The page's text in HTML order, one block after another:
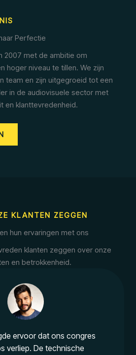
Perfectie
2007 met de ambitie om
hoger niveau te tillen. We zijn
team en zijn uitgegroeid tot een
in de audiovisuele sector met
en klanttevredenheid.
KLANTEN ZEGGEN
hun ervaringen met ons
klanten zeggen over onze
en betrokkenheid.
ervoor dat ons congres
verliep. De technische